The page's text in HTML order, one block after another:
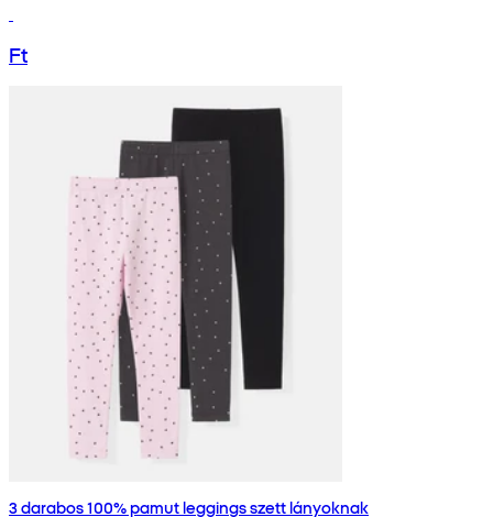
Ft
3 darabos 100% pamut leggings szett lányoknak